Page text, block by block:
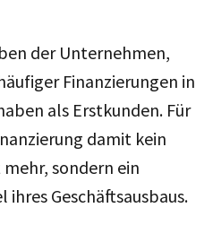
der Unternehmen,
Finanzierungen in
als Erstkunden. Für
damit kein
sondern ein
Geschäftsausbaus.